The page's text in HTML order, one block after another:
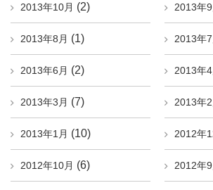
2013年10月 (2) 2013年9
2013年8月 (1) 2013年7
2013年6月 (2) 2013年4
2013年3月 (7) 2013年2
2013年1月 (10) 2012年
2012年10月 (6) 2012年9